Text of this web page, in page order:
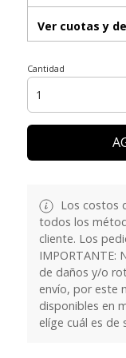
Ver cuotas y
Cantidad
Los costos
todos los
cliente. Los
IMPORTANTE:
de daños y/o
envío, por este
disponibles en
elíge cuál es de